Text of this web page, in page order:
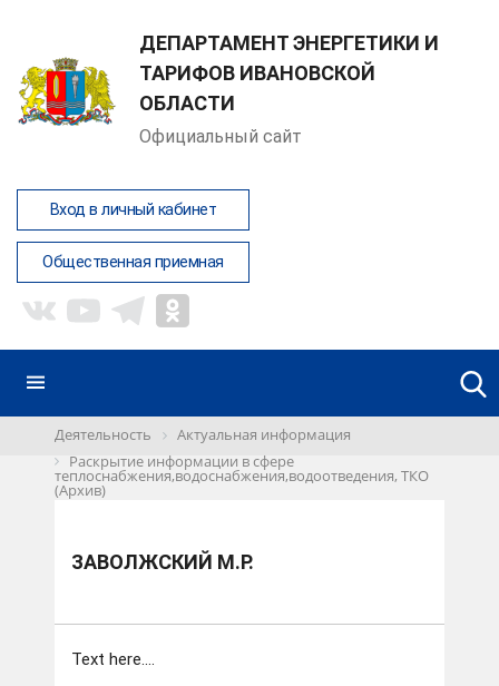
ДЕПАРТАМЕНТ ЭНЕРГЕТИКИ И
ТАРИФОВ ИВАНОВСКОЙ
ОБЛАСТИ
Официальный сайт
Вход в личный кабинет
Общественная приемная
Деятельность
Актуальная информация
Раскрытие информации в сфере
теплоснабжения,водоснабжения,водоотведения, ТКО
(Архив)
ЗАВОЛЖСКИЙ М.Р.
Text here....